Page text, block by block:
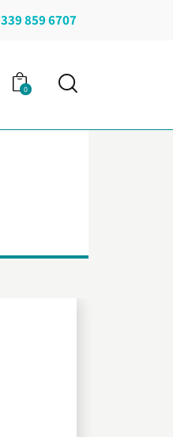
339 859 6707
0